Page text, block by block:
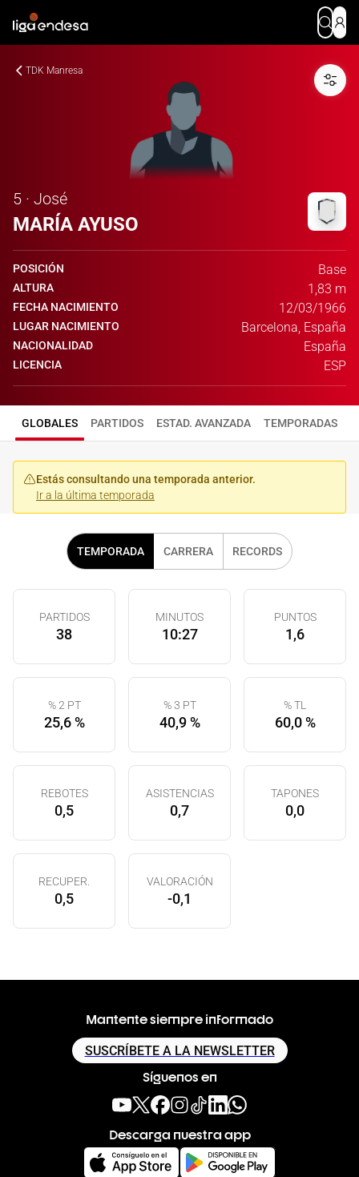
TDK Manresa
5 · José
MARÍA AYUSO
POSICIÓN Base
ALTURA 1,83 m
FECHA NACIMIENTO 12/03/1966
LUGAR NACIMIENTO Barcelona, España
NACIONALIDAD España
LICENCIA ESP
GLOBALES PARTIDOS ESTAD. AVANZADA TEMPORADAS
Estás consultando una temporada anterior.
Ir a la última temporada
TEMPORADA CARRERA RECORDS
PARTIDOS
38
MINUTOS
10:27
PUNTOS
1,6
% 2 PT
25,6 %
% 3 PT
40,9 %
% TL
60,0 %
REBOTES
0,5
ASISTENCIAS
0,7
TAPONES
0,0
RECUPER.
0,5
VALORACIÓN
-0,1
Mantente siempre informado
SUSCRÍBETE A LA NEWSLETTER
Síguenos en
Descarga nuestra app